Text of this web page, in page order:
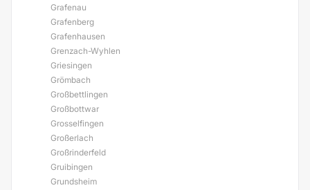
Grafenau
Grafenberg
Grafenhausen
Grenzach-Wyhlen
Griesingen
Grömbach
Großbettlingen
Großbottwar
Grosselfingen
Großerlach
Großrinderfeld
Gruibingen
Grundsheim